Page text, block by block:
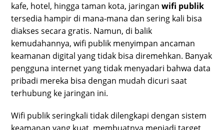
kafe, hotel, hingga taman kota, jaringanwifi publik
tersedia hampir di mana-mana dan sering kali bisa
diakses secara gratis. Namun, di balik
kemudahannya, wifi publik menyimpan ancaman
keamanan digital yang tidak bisa diremehkan. Banyak
pengguna internet yang tidak menyadari bahwa data
pribadi mereka bisa dengan mudah dicuri saat
terhubung ke jaringan ini.
Wifi publik seringkali tidak dilengkapi dengan sistem